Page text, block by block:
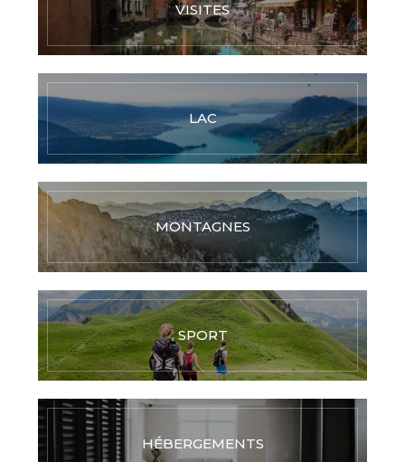
VISITES
LAC
MONTAGNES
SPORT
HÉBERGEMENTS